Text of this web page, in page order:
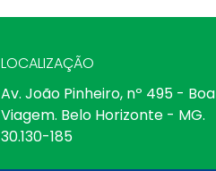
LOCALIZAÇÃO
Av. João Pinheiro, nº 495 - Boa
Viagem. Belo Horizonte - MG.
30.130-185